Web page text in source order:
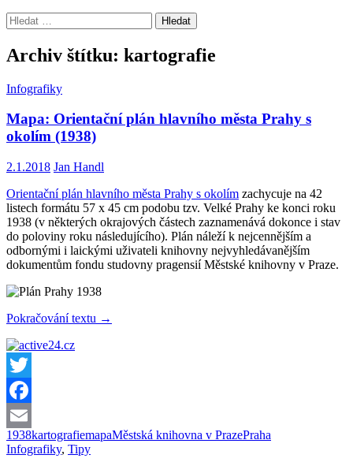
Vyhledávání
Archiv štítku: kartografie
Infografiky
Mapa: Orientační plán hlavního města Prahy s
okolím (1938)
2.1.2018 Jan Handl
Orientační plán hlavního města Prahy s okolím zachycuje na 42
listech formátu 57 x 45 cm podobu tzv. Velké Prahy ke konci roku
1938 (v některých okrajových částech zaznamenává dokonce i stav
do poloviny roku následujícího). Plán náleží k nejcennějším a
odbornými i laickými uživateli knihovny nejvyhledávanějším
dokumentům fondu studovny pragensií Městské knihovny v Praze.
Pokračování textu Mapa:
(1938)
→
Twitter
Facebook
Email
1938kartografiemapaMěstská knihovna v PrazePraha
Infografiky, Tipy